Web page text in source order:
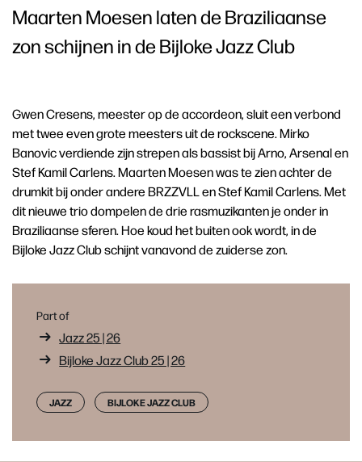
Maarten Moesen laten de Braziliaanse
zon schijnen in de Bijloke Jazz Club
Gwen Cresens, meester op de accordeon, sluit een verbond
met twee even grote meesters uit de rockscene. Mirko
Banovic verdiende zijn strepen als bassist bij Arno, Arsenal en
Stef Kamil Carlens. Maarten Moesen was te zien achter de
drumkit bij onder andere BRZZVLL en Stef Kamil Carlens. Met
dit nieuwe trio dompelen de drie rasmuzikanten je onder in
Braziliaanse sferen. Hoe koud het buiten ook wordt, in de
Bijloke Jazz Club schijnt vanavond de zuiderse zon.
Part of
Jazz 25 | 26
Bijloke Jazz Club 25 | 26
JAZZ BIJLOKE JAZZ CLUB